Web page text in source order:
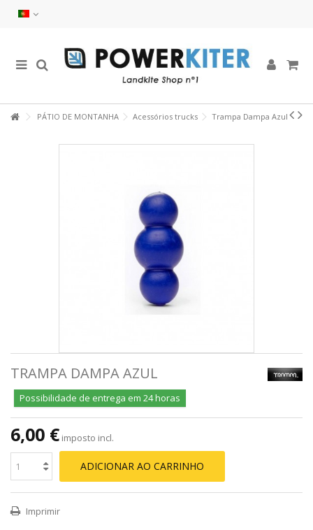
PÁTIO DE MONTANHA Acessórios trucks Trampa Dampa Azul
TRAMPA DAMPA AZUL
Possibilidade de entrega em 24 horas
6,00 € imposto incl.
ADICIONAR AO CARRINHO
Imprimir